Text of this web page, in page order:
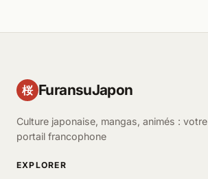
桜 FuransuJapon
Culture japonaise, mangas, animés : votre
portail francophone
EXPLORER